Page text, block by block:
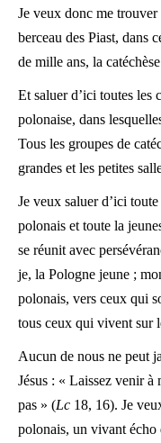
Je veux donc me
berceau des Piast, dans
de mille ans, la
Et saluer d’ici toutes les
polonaise, dans
Tous les groupes de
grandes et les petites
Je veux saluer d’ici
polonais et toute la
se réunit avec
je, la Pologne jeune ;
polonais, vers ceux qui
tous ceux qui vivent sur
Aucun de nous ne peut
Jésus : « Laissez venir à
pas » (Lc 18, 16). Je
polonais, un vivant écho